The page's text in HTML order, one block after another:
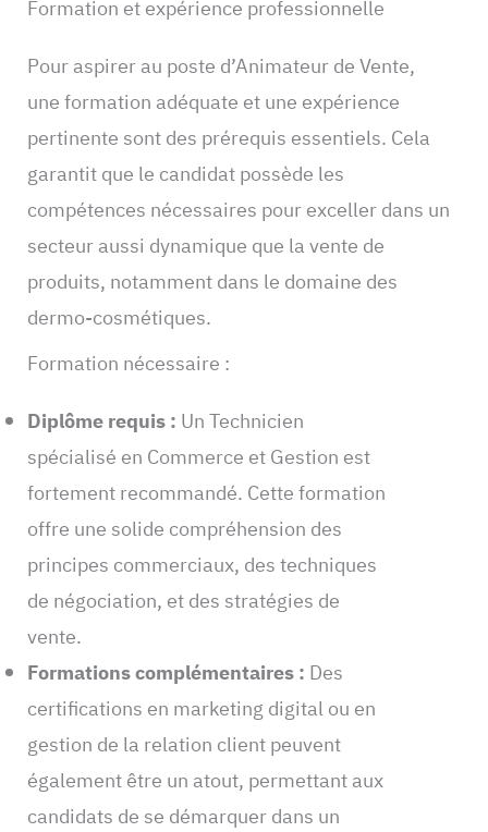
Formation et expérience professionnelle
Pour aspirer au poste d’Animateur de Vente,
une formation adéquate et une expérience
pertinente sont des prérequis essentiels. Cela
garantit que le candidat possède les
compétences nécessaires pour exceller dans un
secteur aussi dynamique que la vente de
produits, notamment dans le domaine des
dermo-cosmétiques.
Formation nécessaire :
Diplôme requis : Un Technicien
spécialisé en Commerce et Gestion est
fortement recommandé. Cette formation
offre une solide compréhension des
principes commerciaux, des techniques
de négociation, et des stratégies de
vente.
Formations complémentaires : Des
certifications en marketing digital ou en
gestion de la relation client peuvent
également être un atout, permettant aux
candidats de se démarquer dans un